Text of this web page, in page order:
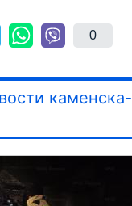
0
каменска-